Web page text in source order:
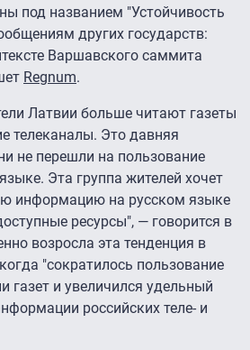
под названием "Устойчивость
других государств:
Варшавского саммита
Regnum.
Латвии больше читают газеты
телеканалы. Это давняя
не перешли на пользование
Эта группа жителей хочет
информацию на русском языке
ресурсы", — говорится в
возросла эта тенденция в
"сократилось пользование
газет и увеличился удельный
российских теле- и